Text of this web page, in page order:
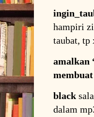
hampiri
taubat, tp
amalkan
black
dalam